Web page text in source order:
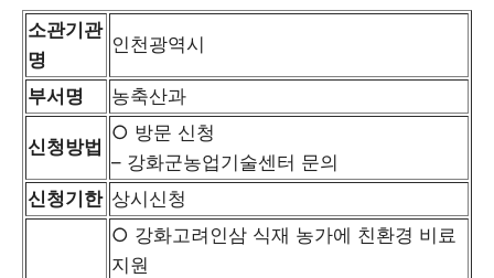
소관기관
명
인천광역시
부서명 농축산과
신청방법
○ 방문 신청
– 강화군농업기술센터 문의
신청기한 상시신청
○ 강화고려인삼 식재 농가에 친환경 비료
지원